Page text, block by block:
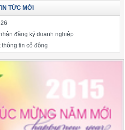
TỨC MỚI
đăng ký doanh nghiệp
tin cổ đông